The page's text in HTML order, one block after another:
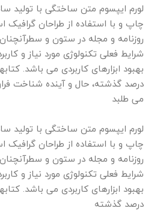
لورم ایپسوم متن ساختگی با تولید
چاپ و با استفاده از طراحان
روزنامه و مجله در ستون و
شرایط فعلی تکنولوژی مورد نیاز و
بهبود ابزارهای کاربردی می باشد.
درصد گذشته، حال و آینده شناخت
می طلبد
لورم ایپسوم متن ساختگی با تولید
چاپ و با استفاده از طراحان
روزنامه و مجله در ستون و
شرایط فعلی تکنولوژی مورد نیاز و
بهبود ابزارهای کاربردی می باشد.
درصد گذشته